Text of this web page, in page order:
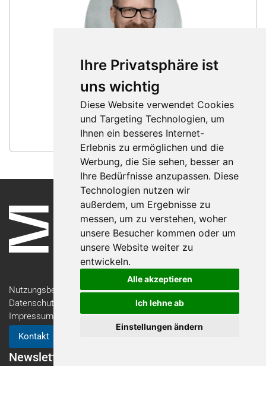
Ihre Privatsphäre ist
uns wichtig
Diese Website verwendet Cookies
und Targeting Technologien, um
Ihnen ein besseres Internet-
Erlebnis zu ermöglichen und die
Werbung, die Sie sehen, besser an
Ihre Bedürfnisse anzupassen. Diese
Technologien nutzen wir
außerdem, um Ergebnisse zu
messen, um zu verstehen, woher
unsere Besucher kommen oder um
unsere Website weiter zu
entwickeln.
Alle akzeptieren
Ich lehne ab
Einstellungen ändern
Claudio Gygax
Nachricht schreiben
Nutzungsbedingungen
Datenschutzerklärung
Impressum
Kontakt
Newsletter